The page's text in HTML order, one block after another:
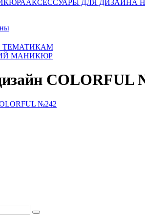
АКСЕССУАРЫ ДЛЯ ДИЗАЙНА
ТЕМАТИКАМ
МАНИКЮР
COLORFUL